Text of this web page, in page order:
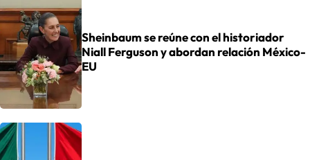
Sheinbaum se reúne con el historiador
Niall Ferguson y abordan relación México-
EU